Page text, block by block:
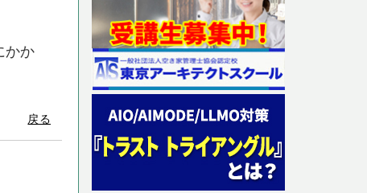
かか
戻る